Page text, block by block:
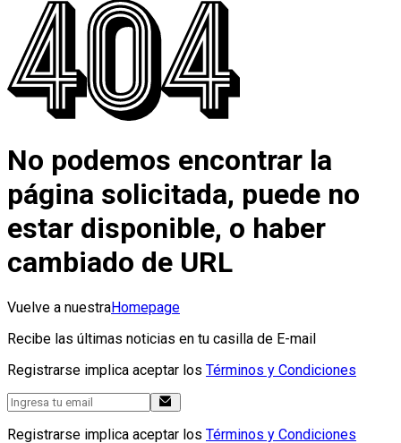
No podemos encontrar la
página solicitada, puede no
estar disponible, o haber
cambiado de URL
Vuelve a nuestraHomepage
Recibe las últimas noticias en tu casilla de E-mail
Registrarse implica aceptar los Términos y Condiciones
Registrarse implica aceptar los Términos y Condiciones